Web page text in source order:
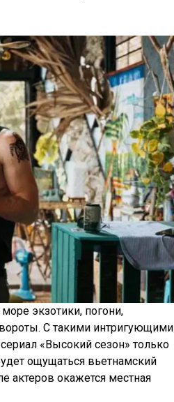
экзотики, погони,
С такими интригующими
«Высокий сезон» только
ощущаться вьетнамский
актеров окажется местная